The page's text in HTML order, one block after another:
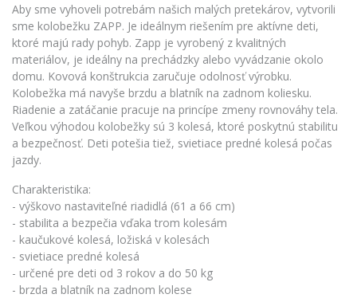
Aby sme vyhoveli potrebám našich malých pretekárov, vytvorili
sme kolobežku ZAPP. Je ideálnym riešením pre aktívne deti,
ktoré majú rady pohyb. Zapp je vyrobený z kvalitných
materiálov, je ideálny na prechádzky alebo vyvádzanie okolo
domu. Kovová konštrukcia zaručuje odolnosť výrobku.
Kolobežka má navyše brzdu a blatník na zadnom koliesku.
Riadenie a zatáčanie pracuje na princípe zmeny rovnováhy tela.
Veľkou výhodou kolobežky sú 3 kolesá, ktoré poskytnú stabilitu
a bezpečnosť. Deti potešia tiež, svietiace predné kolesá počas
jazdy.
Charakteristika:
- výškovo nastaviteľné riadidlá (61 a 66 cm)
- stabilita a bezpečia vďaka trom kolesám
- kaučukové kolesá, ložiská v kolesách
- svietiace predné kolesá
- určené pre deti od 3 rokov a do 50 kg
- brzda a blatník na zadnom kolese